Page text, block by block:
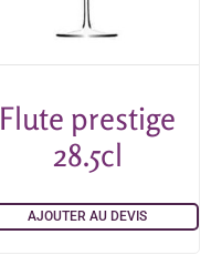
Flute prestige
28.5cl
AJOUTER AU DEVIS